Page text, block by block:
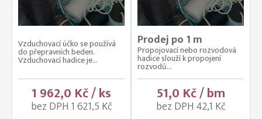
Vzduchovací účko se používá
do přepravních beden.
Vzduchovací hadice je...
1 962,0 Kč / ks
bez DPH 1 621,5 Kč
Prodej po 1 m
Propojovací nebo rozvodová
hadice slouží k propojení
rozvodů...
51,0 Kč / bm
bez DPH 42,1 Kč